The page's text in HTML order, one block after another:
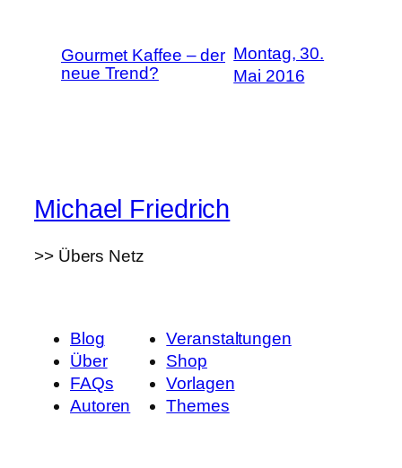
Gourmet Kaffee – der
neue Trend?
Montag, 30.
Mai 2016
Michael Friedrich
>> Übers Netz
Blog
Über
FAQs
Autoren
Veranstaltungen
Shop
Vorlagen
Themes